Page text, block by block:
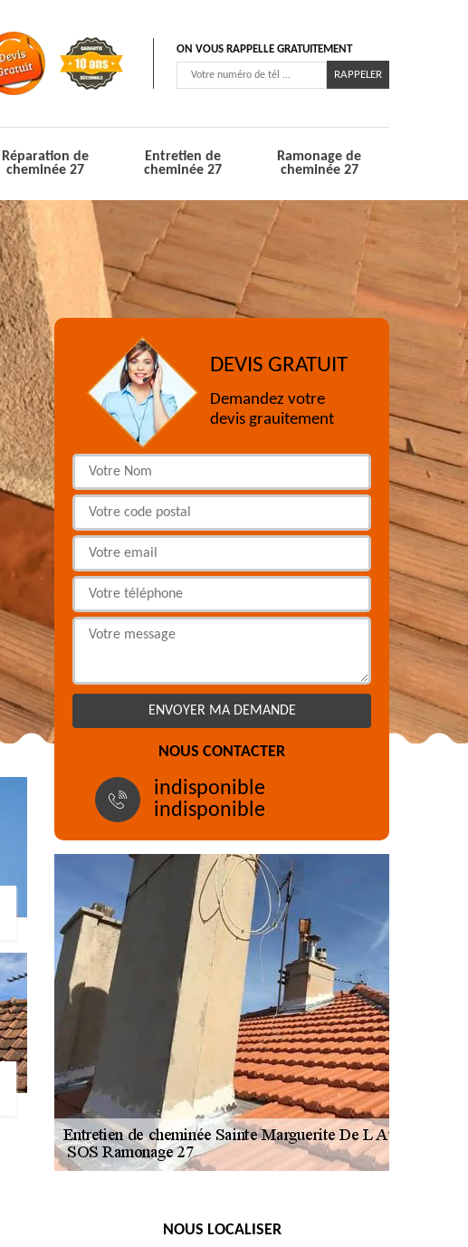
ON VOUS RAPPELLE GRATUITEMENT
Réparation de
cheminée 27
Entretien de
cheminée 27
Ramonage de
cheminée 27
DEVIS GRATUIT
Demandez votre
devis grauitement
NOUS CONTACTER
indisponible
indisponible
NOUS LOCALISER